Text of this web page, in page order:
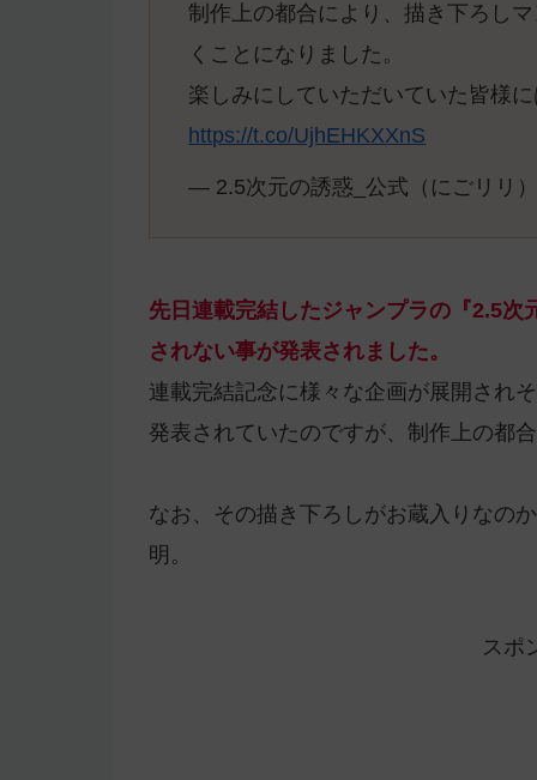
制作上の都合により、描き下ろし
くことになりました。
楽しみにしていただいていた皆様
https://t.co/UjhEHKXXnS
— 2.5次元の誘惑_公式（にごリリ
先日連載完結したジャンプラの『2.5
されない事が発表されました。
連載完結記念に様々な企画が展開され
発表されていたのですが、制作上の都
なお、その描き下ろしがお蔵入りなの
明。
スポ